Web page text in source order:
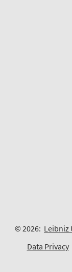
© 2026: Leibniz
Data Privacy